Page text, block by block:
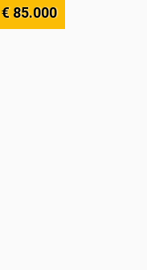
85.000